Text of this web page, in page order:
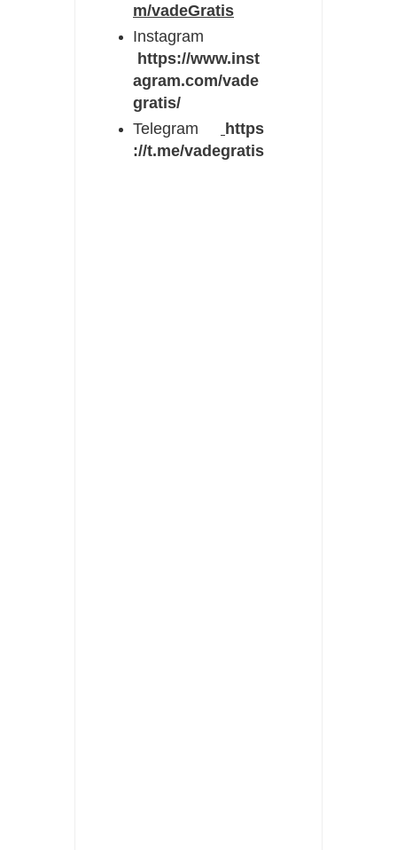
m/vadeGratis
Instagram
https://www.inst
agram.com/vade
gratis/
Telegram
https
://t.me/vadegratis